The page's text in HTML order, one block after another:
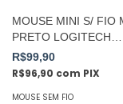
MOUSE MINI S/ FIO
PRETO LOGITECH
PROMOÇÃO
R$99,90
R$96,90 com PIX
MOUSE SEM FIO